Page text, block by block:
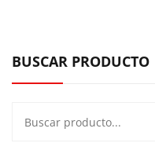
BUSCAR PRODUCTO